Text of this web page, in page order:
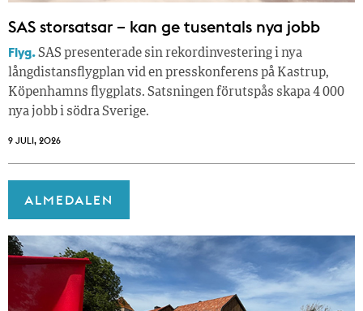
SAS storsatsar – kan ge tusentals nya jobb
Flyg.SAS presenterade sin rekordinvestering i nya
långdistansflygplan vid en presskonferens på Kastrup,
Köpenhamns flygplats. Satsningen förutspås skapa 4 000
nya jobb i södra Sverige.
9 JULI, 2026
ALMEDALEN